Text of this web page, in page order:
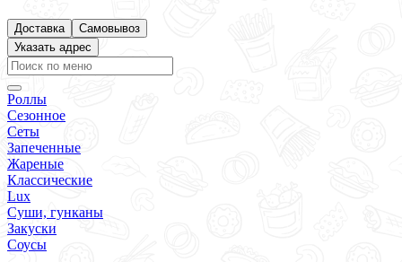
Доставка
Самовывоз
Указать адрес
Роллы
Сезонное
Сеты
Запеченные
Жареные
Классические
Lux
Суши, гунканы
Закуски
Соусы